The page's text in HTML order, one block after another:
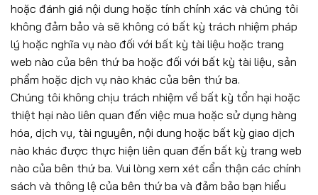
hoặc đánh giá nội dung hoặc tính chính xác và chúng tôi
không đảm bảo và sẽ không có bất kỳ trách nhiệm pháp
lý hoặc nghĩa vụ nào đối với bất kỳ tài liệu hoặc trang
web nào của bên thứ ba hoặc đối với bất kỳ tài liệu, sản
phẩm hoặc dịch vụ nào khác của bên thứ ba.
Chúng tôi không chịu trách nhiệm về bất kỳ tổn hại hoặc
thiệt hại nào liên quan đến việc mua hoặc sử dụng hàng
hóa, dịch vụ, tài nguyên, nội dung hoặc bất kỳ giao dịch
nào khác được thực hiện liên quan đến bất kỳ trang web
nào của bên thứ ba. Vui lòng xem xét cẩn thận các chính
sách và thông lệ của bên thứ ba và đảm bảo bạn hiểu